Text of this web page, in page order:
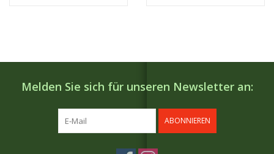
Melden Sie sich für unseren Newsletter an:
ABONNIEREN